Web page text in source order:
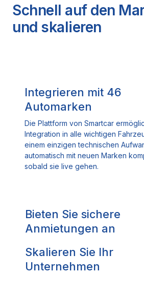
Schnell auf den
und skalieren
Integrieren mit 46
Automarken
Die Plattform von Smartcar
Integration in alle wichtigen
einem einzigen technischen
automatisch mit neuen Marken
sobald sie live gehen.
Bieten Sie sichere
Anmietungen an
Skalieren Sie Ihr
Unternehmen